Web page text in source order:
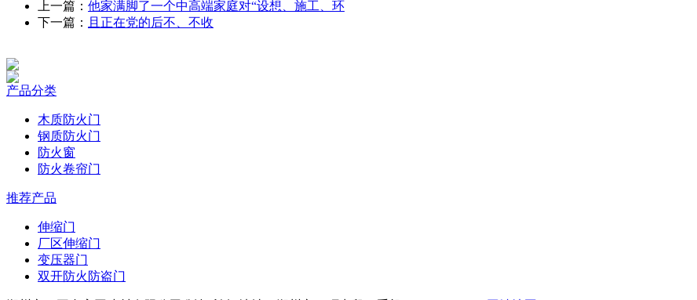
上一篇： 他家满脚了一个中高端家庭对“设想、施工、环
下一篇：
且正在党的后不、不收
产品分类
木质防火门
钢质防火门
防火窗
防火卷帘门
推荐产品
伸缩门
厂区伸缩门
变压器门
双开防火防盗门